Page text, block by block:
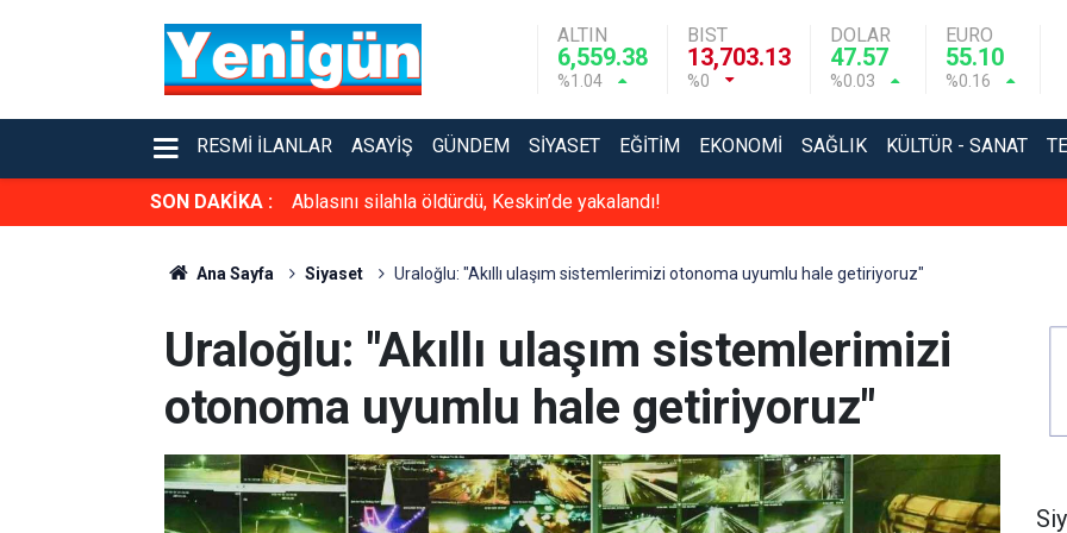
ALTIN
6,559.38
%1.04
BIST
13,703.13
%0
DOLAR
47.57
%0.03
EURO
55.10
%0.16
RESMI İLANLAR ASAYIŞ GÜNDEM SIYASET EĞITIM EKONOMI SAĞLIK KÜLTÜR - SANAT
SON DAKİKA : Ablasını silahla öldürdü, Keskin’de yakalandı!
Ana Sayfa Siyaset Uraloğlu: "Akıllı ulaşım sistemlerimizi otonoma uyumlu hale getiriyoruz"
Uraloğlu: "Akıllı ulaşım sistemlerimizi
otonoma uyumlu hale getiriyoruz"